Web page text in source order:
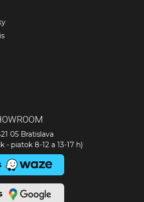
05 Bratislava
- piatok 8-12 a 13-17 h)